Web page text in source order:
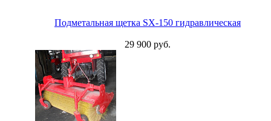
Подметальная щетка SX-150 гидравлическая
29 900 руб.